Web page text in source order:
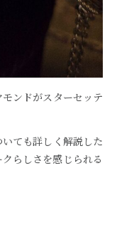
ンドがスターセッテ
ても詳しく解説した
らしさを感じられる